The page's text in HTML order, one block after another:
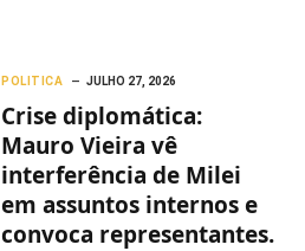
POLITICA JULHO 27, 2026
Crise diplomática:
Mauro Vieira vê
interferência de Milei
em assuntos internos e
convoca representantes.